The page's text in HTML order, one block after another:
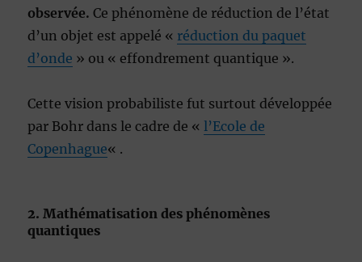
observée. Ce phénomène de réduction de l’état
d’un objet est appelé « réduction du paquet
d’onde » ou « effondrement quantique ».
Cette vision probabiliste fut surtout développée
par Bohr dans le cadre de «l’Ecole de
Copenhague« .
2. Mathématisation des phénomènes
quantiques